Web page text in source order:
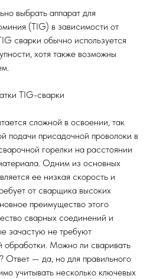
выбрать аппарат для
(TIG) в зависимости от
сварки обычно используется
хотя также возможны
TIG-сварки
сложной в освоении, так
подачи присадочной проволоки в
горелки на расстоянии
Одним из основных
ее низкая скорость и
от сварщика высоких
преимущество этого
сварных соединений и
зачастую не требуют
обработки. Можно ли сваривать
— да, но для правильного
учитывать несколько ключевых